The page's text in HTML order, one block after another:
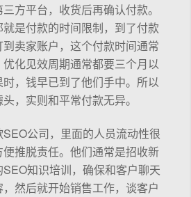
方平台，收货后再确认付款。
是付款的时间限制，到了付款
卖家账户，这个付款时间通常
化见效周期通常都要三个月以
，钱早已到了他们手中。所以
，实则和平常付款无异。
公司，里面的人员流动性很
推脱责任。他们通常是招收新
知识培训，确保和客户聊天
然后就开始销售工作，谈客户